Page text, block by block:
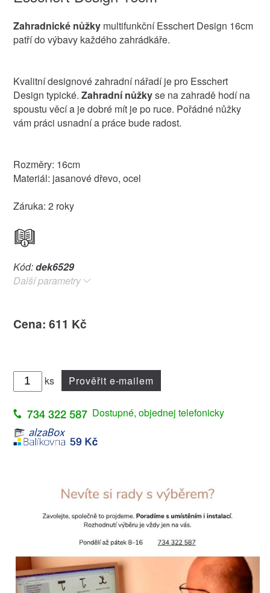
Zahradnické nůžkymultifunkční Esschert Design 16cm
patří do výbavy každého zahrádkáře.
Kvalitní designové zahradní nářadí je pro Esschert
Design typické. Zahradní nůžkyse na zahradě hodí na
spoustu věcí a je dobré mít je po ruce. Pořádné nůžky
vám práci usnadní a práce bude radost.
Rozměry: 16cm
Materiál: jasanové dřevo, ocel
Záruka: 2 roky
Kód:dek6529
Další parametry
Cena: 611 Kč
ks Prověřit e-mailem
Dostupné, objednej telefonicky